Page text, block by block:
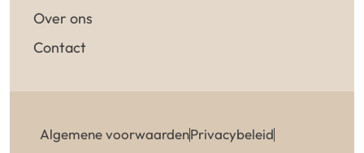
Over ons
Contact
Algemene voorwaardenPrivacybeleid